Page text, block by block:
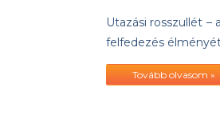
Utazási rosszullét –
felfedezés
Tovább olvasom »